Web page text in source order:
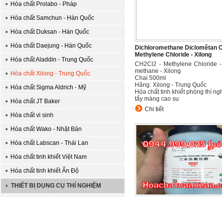
Hóa chất Prolabo - Pháp
Hóa chất Samchun - Hàn Quốc
Hóa chất Duksan - Hàn Quốc
Hóa chất Daejung - Hàn Quốc
Hóa chất Aladdin - Trung Quốc
Hóa chất Xilong - Trung Quốc
Hóa chất Sigma Aldrich - Mỹ
Hóa chất JT Baker
Hóa chất vi sinh
Hóa chất Wako - Nhật Bản
Hóa chất Labscan - Thái Lan
Hóa chất tinh khiết Việt Nam
Hóa chất tinh khiết Ấn Độ
THIẾT BỊ DỤNG CỤ THÍ NGHIỆM
Dichloromethane Diclomêtan
Methylene Chloride - Xilong
CH2Cl2 - Methylene Chloride
methane - Xilong
Chai 500ml
Hãng: Xilong - Trung Quốc
Hóa chất tinh khiết phòng thí
tẩy màng cao su
Chi tiết